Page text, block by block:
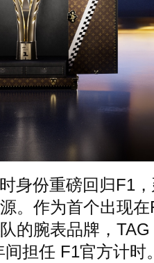
身份重磅回归F1
。作为首个出现
的腕表品牌，
间担任 F1官方计时